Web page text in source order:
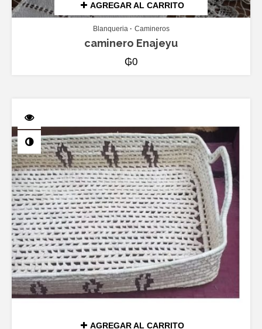
AGREGAR AL CARRITO
Blanqueria Camineros
caminero Enajeyu
₲0
AGREGAR AL CARRITO